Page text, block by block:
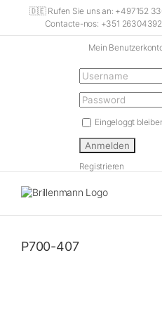
🇩🇪 Rufen Sie uns an: +497152
Contacte-nos: +351
Mein
Eingeloggt
Registrieren
P700-407